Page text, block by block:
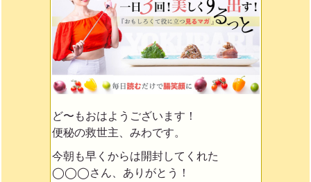
ど〜もおはようございます！
便秘の救世主、みわです。
今朝も早くからは開封してくれた
◯◯◯さん、ありがとう！